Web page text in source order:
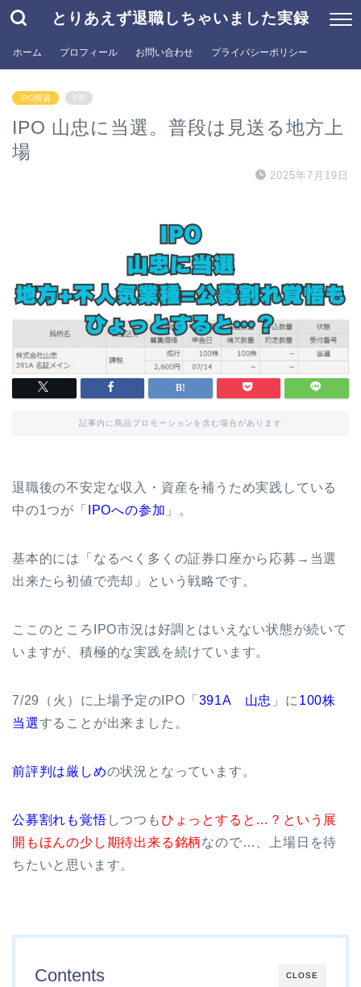
とりあえず退職しちゃいました実録
ホーム プロフィール お問い合わせ プライバシーポリシー
IPO投資 PR
IPO 山忠に当選。普段は見送る地方上
場
2025年7月19日
記事内に商品プロモーションを含む場合があります
退職後の不安定な収入・資産を補うため実践している
中の1つが「
IPOへの参加 」。
基本的には「なるべく多くの証券口座から応募→当選
出来たら初値で売却」という戦略です。
ここのところIPO市況は好調とはいえない状態が続いて
いますが、積極的な実践を続けています。
7/29（火）に上場予定のIPO「 391A 山忠 」に 100株
当選することが出来ました。
前評判は厳しめの状況となっています。
公募割れも覚悟 しつつもひょっとすると…？という展
開もほんの少し期待出来る銘柄なので…、上場日を待
ちたいと思います。
CLOSE
Contents